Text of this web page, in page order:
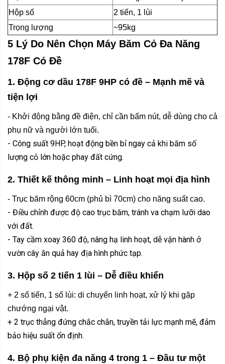
Hộp số
2 tiến, 1 lùi
Trọng lượng
~95kg
5 Lý Do Nên Chọn Máy Băm Cỏ Đa Năng
178F Có Đề
1. Động cơ dầu 178F 9HP có đề – Mạnh mẽ và
tiện lợi
- Khởi động bằng đề điện, chỉ cần bấm nút, dễ dùng cho cả
phụ nữ và người lớn tuổi.
- Công suất 9HP, hoạt động bền bỉ ngay cả khi băm số
lượng cỏ lớn hoặc phay đất cứng.
2. Thiết kế thông minh – Linh hoạt mọi địa hình
- Trục băm rộng 60cm (phủ bì 70cm) cho năng suất cao.
- Điều chỉnh được độ cao trục băm, tránh va chạm lưỡi dao
với đất.
- Tay cầm xoay 360 độ, nâng hạ linh hoạt, dễ vận hành ở
vườn cây ăn quả hay địa hình phức tạp.
3. Hộp số 2 tiến 1 lùi – Dễ điều khiển
+ 2 số tiến, 1 số lùi: di chuyển linh hoạt, xử lý khi gặp
chướng ngại vật.
+ 2 trục thẳng đứng chắc chắn, truyền tải lực mạnh mẽ, đảm
bảo hiệu suất ổn định.
4. Bộ phụ kiện đa năng 4 trong 1 – Đầu tư một